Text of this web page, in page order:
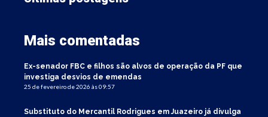
Mais comentadas
Ex-senador FBC e filhos são alvos de operação da PF que
investiga desvios de emendas
25 de fevereiro de 2026 às 09:57
Substituto do Mercantil Rodrigues em Juazeiro já divulga